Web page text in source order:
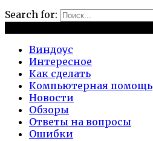
Search for:
Виндоус
Интересное
Как сделать
Компьютерная помощь
Новости
Обзоры
Ответы на вопросы
Ошибки